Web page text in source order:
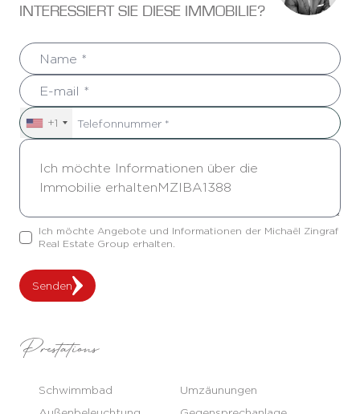
INTERESSIERT SIE DIESE IMMOBILIE?
+1
Ich möchte Angebote und Informationen der Michaël Zingraf
Real Estate Group erhalten.
Senden
Prestations
Schwimmbad
Umzäunungen